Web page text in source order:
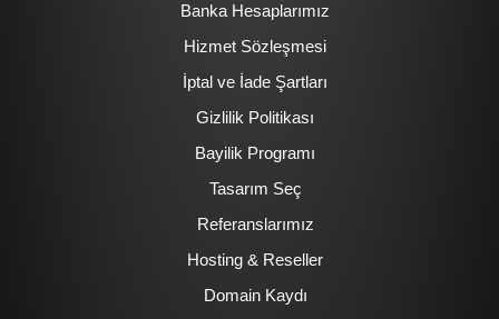
Banka Hesaplarımız
Hizmet Sözleşmesi
İptal ve İade Şartları
Gizlilik Politikası
Bayilik Programı
Tasarım Seç
Referanslarımız
Hosting & Reseller
Domain Kaydı